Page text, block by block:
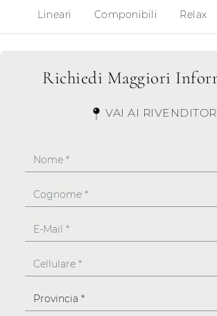
Lineari Componibili Relax
Richiedi Maggiori
VAI AI